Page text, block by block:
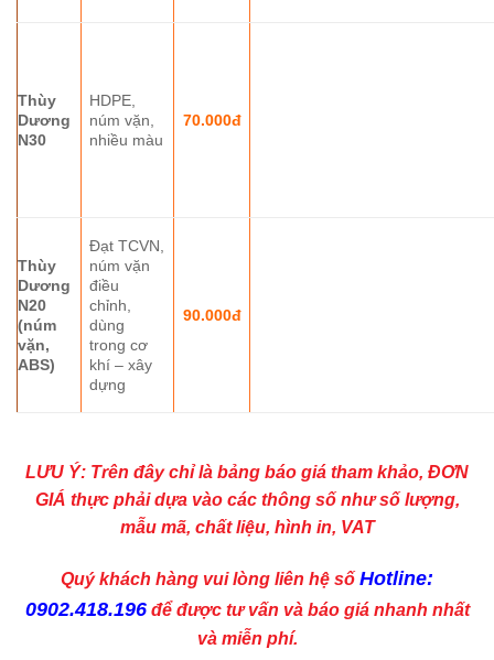
Thùy
Dương
N30
HDPE,
núm vặn,
nhiều màu
70.000đ
Thùy
Dương
N20
(núm
vặn,
ABS)
Đạt TCVN,
núm vặn
điều
chỉnh,
dùng
trong cơ
khí – xây
dựng
90.000đ
LƯU Ý: Trên đây chỉ là bảng báo giá tham khảo, ĐƠN
GIÁ thực phải dựa vào các thông số như số lượng,
mẫu mã, chất liệu, hình in, VAT
Quý khách hàng vui lòng liên hệ số Hotline:
0902.418.196để được tư vấn và báo giá nhanh nhất
và miễn phí.